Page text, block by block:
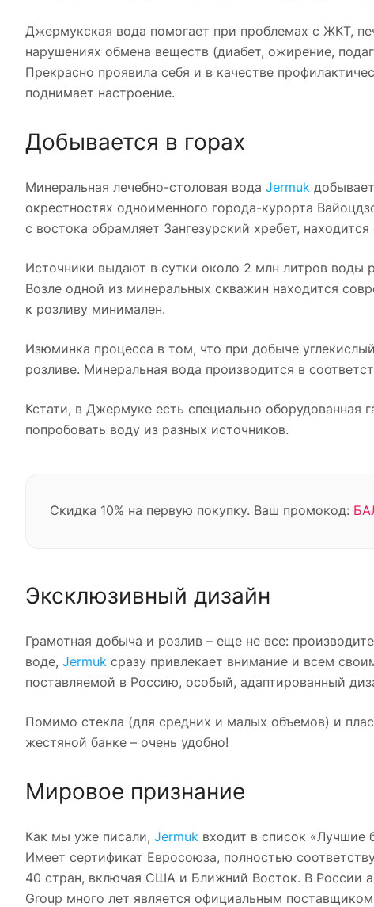
Джермукская вода помогает при проблемах с ЖКТ,
нарушениях обмена веществ (диабет, ожирение,
Прекрасно проявила себя и в качестве
поднимает настроение.
Добывается в горах
Минеральная лечебно-столовая вода Jermuk
окрестностях одноименного города-курорта
с востока обрамляет Зангезурский хребет,
Источники выдают в сутки около 2 млн литров воды
Возле одной из минеральных скважин находится
к розливу минимален.
Изюминка процесса в том, что при добыче
розливе. Минеральная вода производится в
Кстати, в Джермуке есть специально оборудованная
попробовать воду из разных источников.
Скидка 10% на первую покупку. Ваш промокод:
Эксклюзивный дизайн
Грамотная добыча и розлив – еще не все:
воде, Jermuk сразу привлекает внимание и всем
поставляемой в Россию, особый, адаптированный
Помимо стекла (для средних и малых объемов) и
жестяной банке – очень удобно!
Мировое признание
Как мы уже писали, Jermuk входит в список «Лучшие
Имеет сертификат Евросоюза, полностью
40 стран, включая США и Ближний Восток. В России
Group много лет является официальным